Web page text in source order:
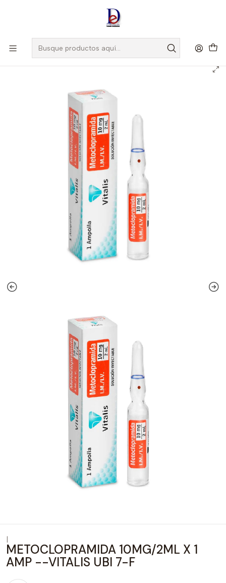
, Si eres nuevo regístrate
METOCLOPRAMIDA 10MG/2ML X 1 AMP --VITALIS UBI 7-F
METOCLOPRAMIDA 10MG/2ML X 1
AMP --VITALIS UBI 7-F